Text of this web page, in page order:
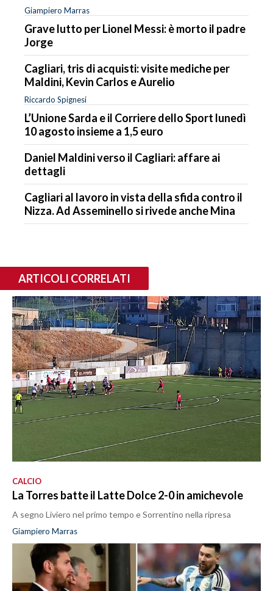
Giampiero Marras
Grave lutto per Lionel Messi: è morto il padre
Jorge
Cagliari, tris di acquisti: visite mediche per
Maldini, Kevin Carlos e Aurelio
Riccardo Spignesi
L’Unione Sarda e il Corriere dello Sport lunedì
10 agosto insieme a 1,5 euro
Daniel Maldini verso il Cagliari: affare ai
dettagli
Cagliari al lavoro in vista della sfida contro il
Nizza. Ad Asseminello si rivede anche Mina
ARTICOLI CORRELATI
CALCIO
La Torres batte il Latte Dolce 2-0 in amichevole
A segno Liviero nel primo tempo e Sorrentino nella ripresa
Giampiero Marras